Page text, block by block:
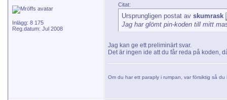
Inlägg: 8 175
Reg.datum: Jul 2008
Citat:
Ursprungligen postat av skumrask
Jag har glömt pin-koden till mitt
Jag kan ge ett preliminärt svar.
Det är ingen ide att du får reda på koden,
Om du har ett paraply i rumpan, var försiktig så